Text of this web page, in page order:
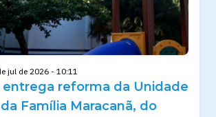
jul de 2026 - 10:11
entrega reforma da Unidade
Família Maracanã, do